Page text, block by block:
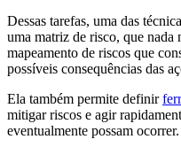
Dessas tarefas, uma das
uma matriz de risco, que nada
mapeamento de riscos que
possíveis consequências das
Ela também permite definir
mitigar riscos e agir
eventualmente possam ocorrer.